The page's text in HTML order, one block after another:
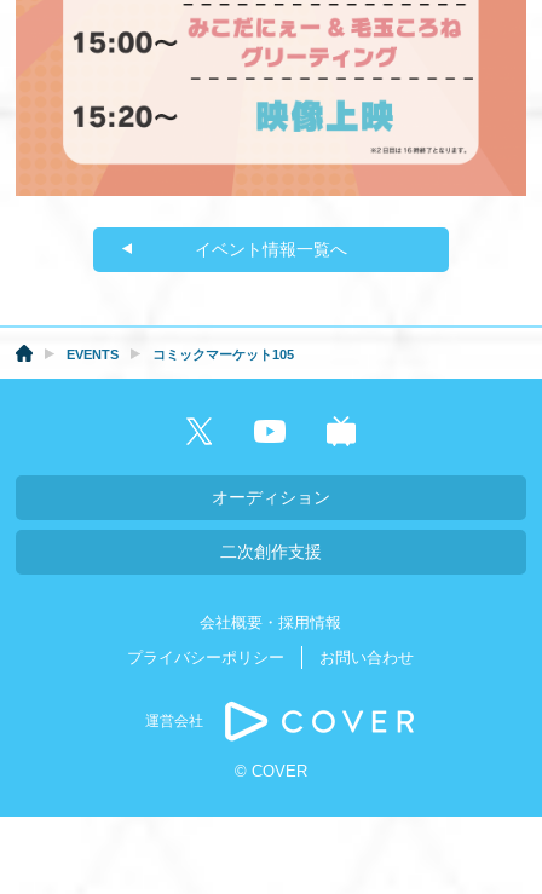
イベント情報一覧へ
EVENTS コミックマーケット105
オーディション
二次創作支援
会社概要・採用情報
プライバシーポリシー
お問い合わせ
運営会社
© COVER